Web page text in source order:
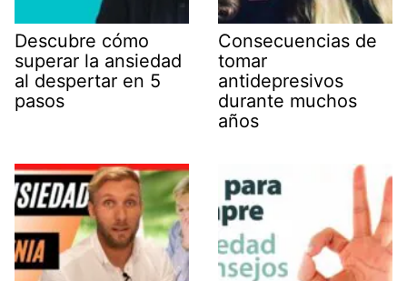
Descubre cómo
superar la ansiedad
al despertar en 5
pasos
Consecuencias de
tomar
antidepresivos
durante muchos
años